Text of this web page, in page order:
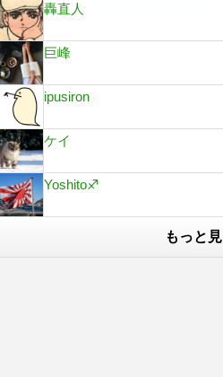
轟直人
巨峰
ipusiron
ケイ
Yoshito♐
もっと